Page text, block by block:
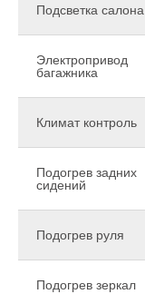
Подсветка салона
Электропривод
багажника
Климат контроль
Подогрев задних
сидений
Подогрев руля
Подогрев зеркал